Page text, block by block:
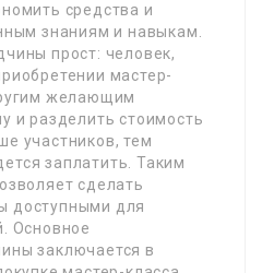
средства и
знаниям и навыкам.
прост: человек,
мастер-
желающим
и разделить стоимость
участников, тем
заплатить. Таким
сделать
доступными для
Основное
заключается в